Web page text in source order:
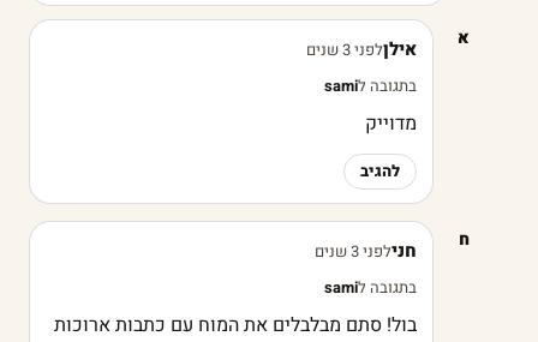
א אילןלפני 3 שנים
בתגובה לsami
מדוייק
להגיב
ח חנילפני 3 שנים
בתגובה לsami
בול! סתם מבלבלים את המוח עם כתבות ארוכות